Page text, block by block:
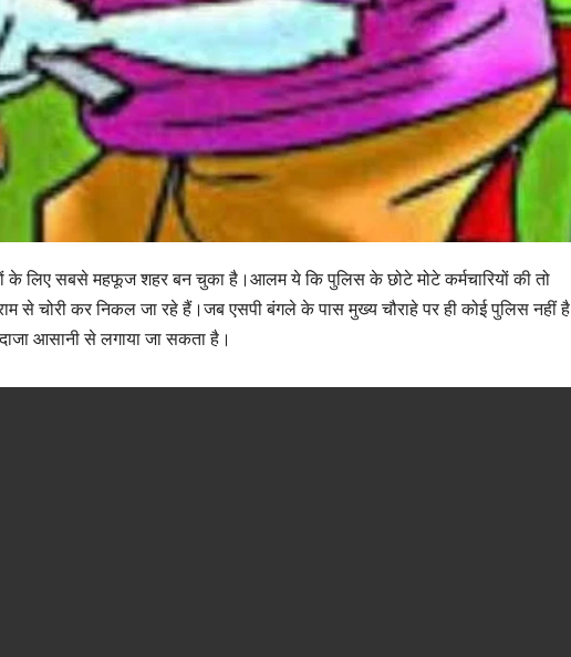
लिए सबसे महफूज शहर बन चुका है।आलम ये कि पुलिस के छोटे मोटे कर्मचारियों की तो
से चोरी कर निकल जा रहे हैं।जब एसपी बंगले के पास मुख्य चौराहे पर ही कोई पुलिस नहीं है
आसानी से लगाया जा सकता है।